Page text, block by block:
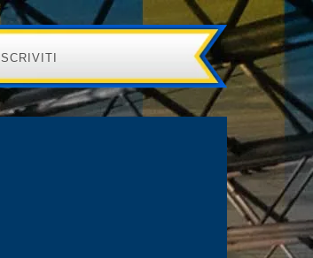
ISCRIVITI